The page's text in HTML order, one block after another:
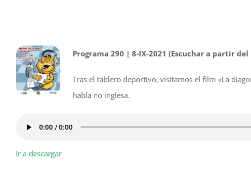
Programa 290 | 8-IX-2021 (Escuchar a partir
Tras el tablero deportivo, visitamos el film «La
habla no inglesa.
Ir a descargar